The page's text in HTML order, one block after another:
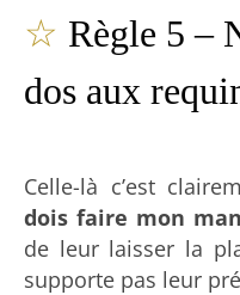
☆ Règle 5 –
dos aux
Celle-là c’est
dois faire mon
de leur laisser la
supporte pas leur